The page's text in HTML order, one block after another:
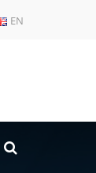
EN